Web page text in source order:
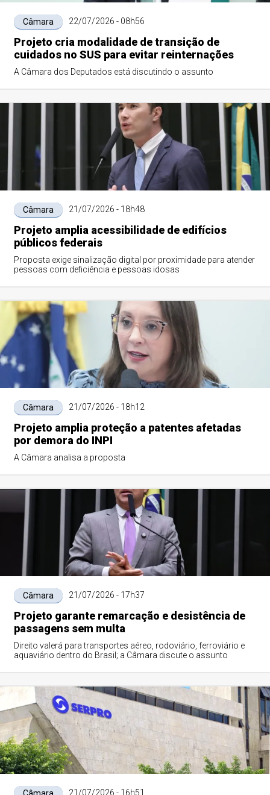
Câmara 22/07/2026 - 08h56
Projeto cria modalidade de transição de
cuidados no SUS para evitar reinternações
A Câmara dos Deputados está discutindo o assunto
Câmara 21/07/2026 - 18h48
Projeto amplia acessibilidade de edifícios
públicos federais
Proposta exige sinalização digital por proximidade para atender
pessoas com deficiência e pessoas idosas
Câmara 21/07/2026 - 18h12
Projeto amplia proteção a patentes afetadas
por demora do INPI
A Câmara analisa a proposta
Câmara 21/07/2026 - 17h37
Projeto garante remarcação e desistência de
passagens sem multa
Direito valerá para transportes aéreo, rodoviário, ferroviário e
aquaviário dentro do Brasil; a Câmara discute o assunto
21/07/2026 - 16h51